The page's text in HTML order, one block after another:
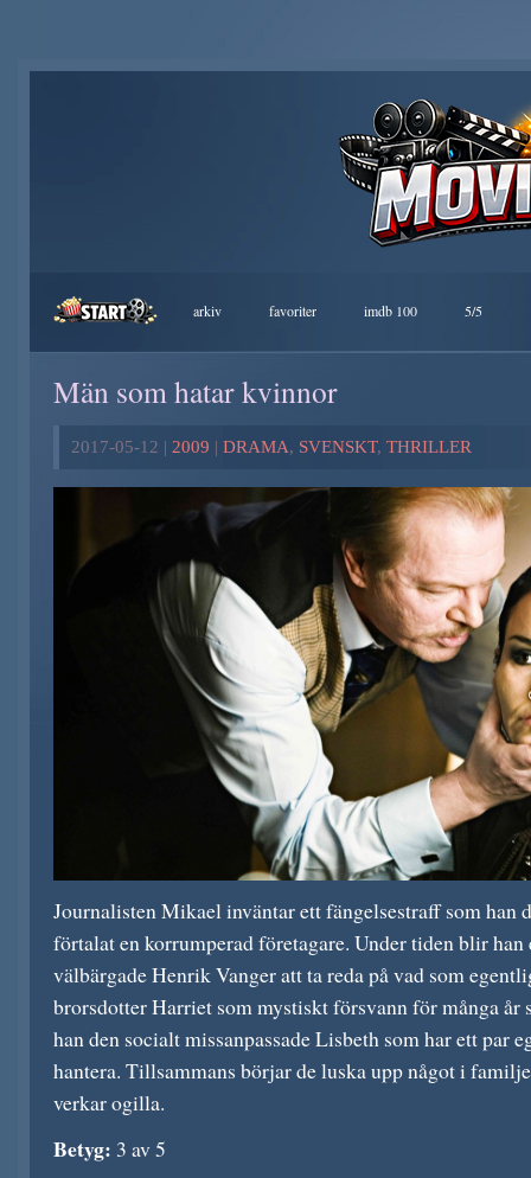
arkiv favoriter imdb 100 5/5
Män som hatar kvinnor
2017-05-12 | 2009 | DRAMA, SVENSKT, THRILLER
Journalisten Mikael inväntar ett fängelsestraff som han
förtalat en korrumperad företagare. Under tiden blir han
välbärgade Henrik Vanger att ta reda på vad som
brorsdotter Harriet som mystiskt försvann för många år
han den socialt missanpassade Lisbeth som har ett par
hantera. Tillsammans börjar de luska upp något i
verkar ogilla.
Betyg: 3 av 5